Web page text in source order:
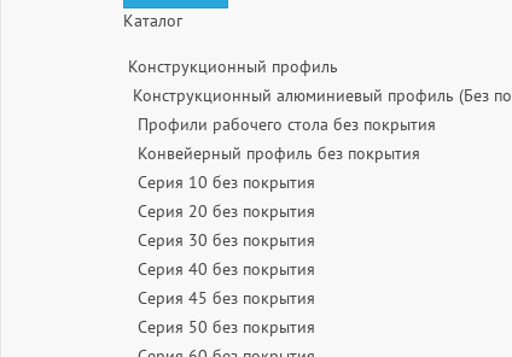
Каталог
Конструкционный профиль
Конструкционный алюминиевый профиль (Без
Профили рабочего стола без покрытия
Конвейерный профиль без покрытия
Серия 10 без покрытия
Серия 20 без покрытия
Серия 30 без покрытия
Серия 40 без покрытия
Серия 45 без покрытия
Серия 50 без покрытия